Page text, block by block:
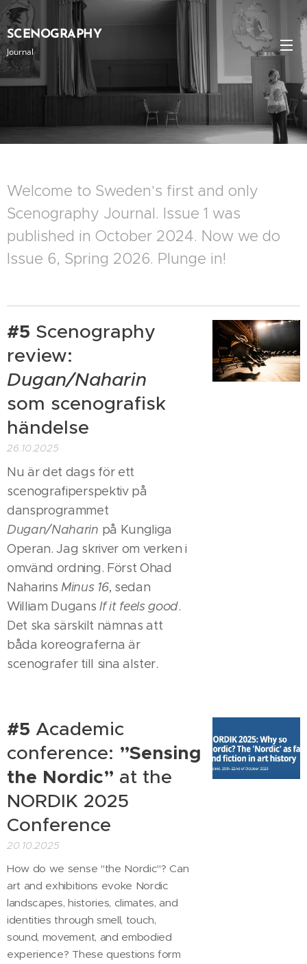
SCENOGRAPHY
Journal
Welcome to Sweden's first and only
Scenography Journal. Issue 1 was
published in October 2024. Now we do
Issue 6, Spring 2026. Plunge in!
#5 Scenography
review:
Dugan/Naharin
som scenografisk
händelse
26.10.2025
Nu är det dags för ett
scenografiperspektiv på
dansprogrammet
Dugan/Naharin på Kungliga
Operan. Jag skriver om verken i
omvänd ordning. Först Ohad
NaharinsMinus 16, sedan
William DugansIf it feels good.
Det ska särskilt nämnas att
båda koreograferna är
scenografer till sina alster.
#5 Academic
conference: ”Sensing
the Nordic” at the
NORDIK 2025
Conference
20.10.2025
How do we sense "the Nordic"? Can
art and exhibitions evoke Nordic
landscapes, histories, climates, and
identities through smell, touch,
sound, movement, and embodied
experience? These questions form